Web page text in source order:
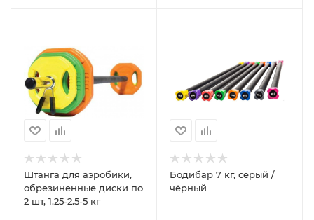
Штанга для аэробики,
обрезиненные диски по
2 шт, 1.25-2.5-5 кг
Бодибар 7 кг, серый /
чёрный